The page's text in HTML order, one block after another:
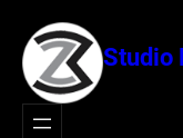
na
sadržaj
Studio